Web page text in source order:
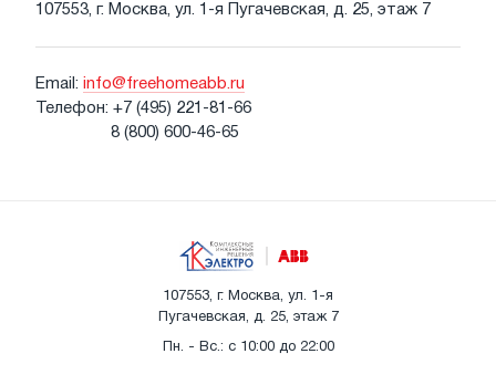
107553, г. Москва, ул. 1-я Пугачевская, д. 25, этаж 7
Email: info@freehomeabb.ru
Телефон: +7 (495) 221-81-66
8 (800) 600-46-65
107553, г. Москва, ул. 1-я
Пугачевская, д. 25, этаж 7
Пн. - Вс.: с 10:00 до 22:00